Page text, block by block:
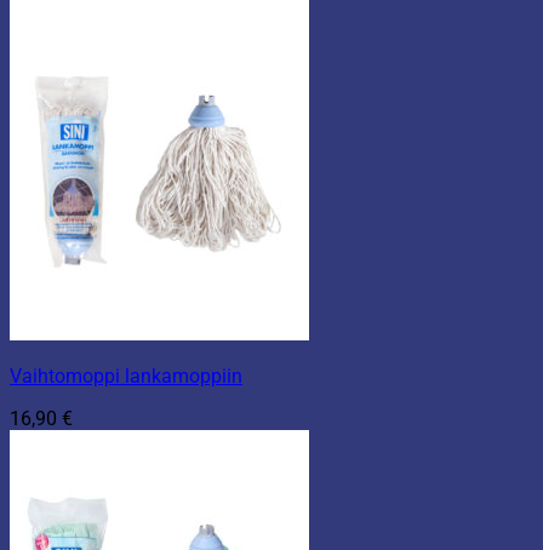
Vaihtomoppi lankamoppiin
16,90 €